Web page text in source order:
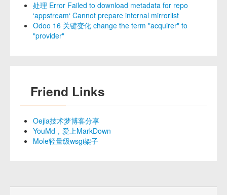
处理 Error Failed to download metadata for repo
‘appstream‘ Cannot prepare internal mirrorlist
Odoo 16 关键变化 change the term "acquirer" to
"provider"
Friend Links
Oejia技术梦博客分享
YouMd，爱上MarkDown
Mole轻量级wsgi架子